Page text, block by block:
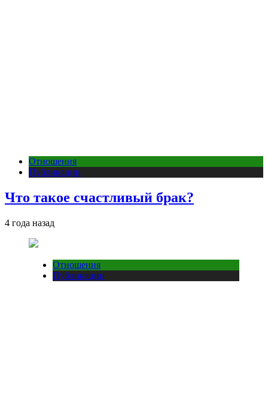
Отношения
Публикации
Что такое счастливый брак?
4 года назад
Отношения
Публикации